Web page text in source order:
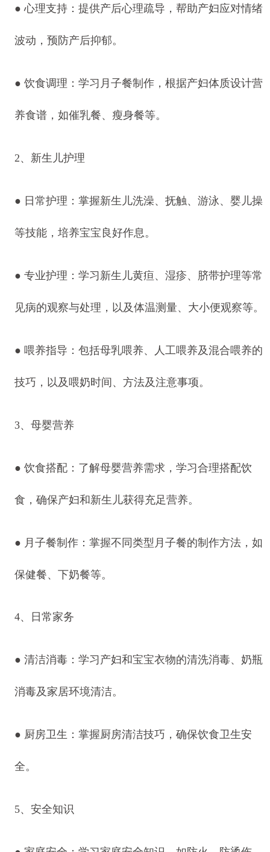
● 心理支持：提供产后心理疏导，帮助产妇应对情绪
波动，预防产后抑郁。
● 饮食调理：学习月子餐制作，根据产妇体质设计营
养食谱，如催乳餐、瘦身餐等。
2、新生儿护理
● 日常护理：掌握新生儿洗澡、抚触、游泳、婴儿操
等技能，培养宝宝良好作息。
● 专业护理：学习新生儿黄疸、湿疹、脐带护理等常
见病的观察与处理，以及体温测量、大小便观察等。
● 喂养指导：包括母乳喂养、人工喂养及混合喂养的
技巧，以及喂奶时间、方法及注意事项。
3、母婴营养
● 饮食搭配：了解母婴营养需求，学习合理搭配饮
食，确保产妇和新生儿获得充足营养。
● 月子餐制作：掌握不同类型月子餐的制作方法，如
保健餐、下奶餐等。
4、日常家务
● 清洁消毒：学习产妇和宝宝衣物的清洗消毒、奶瓶
消毒及家居环境清洁。
● 厨房卫生：掌握厨房清洁技巧，确保饮食卫生安
全。
5、安全知识